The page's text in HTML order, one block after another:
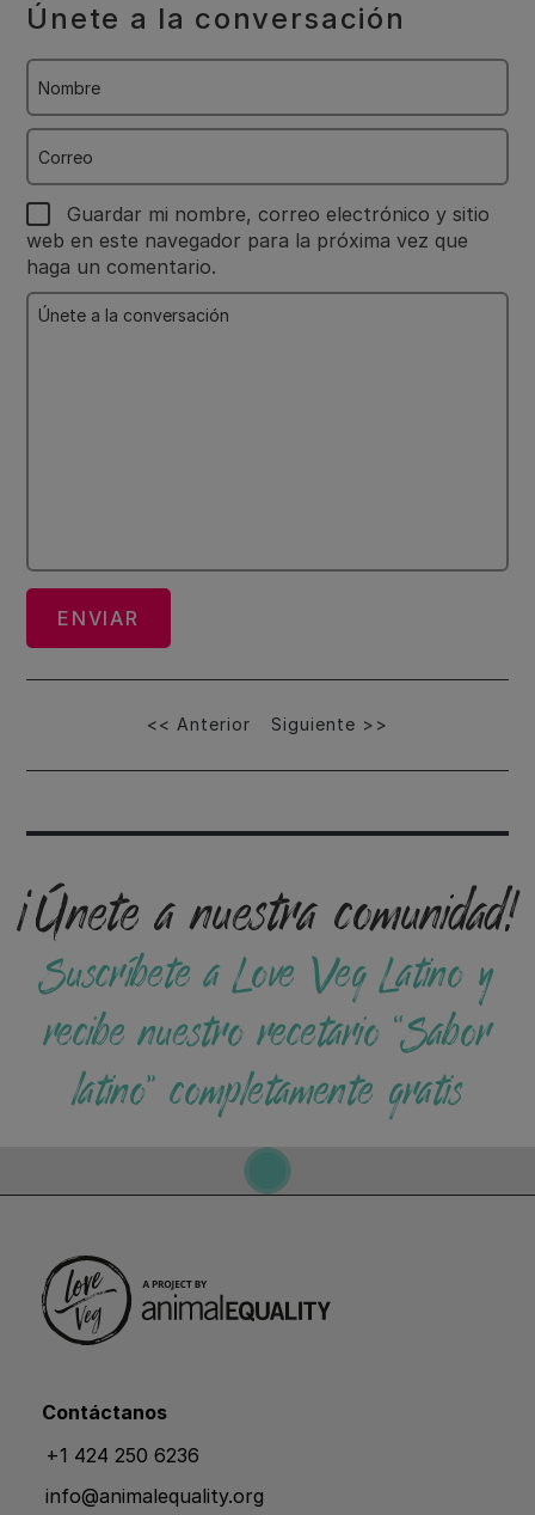
Únete a la conversación
Nombre
Correo
Guardar mi nombre, correo electrónico y sitio
web en este navegador para la próxima vez que
haga un comentario.
Únete
Navegación
de
<< Anterior Siguiente >>
¡Únete a nuestra comunidad!
Suscríbete a Love Veg Latino y
recibe nuestro recetario “Sabor
latino” completamente gratis
Contáctanos
+1 424 250 6236
info@animalequality.org